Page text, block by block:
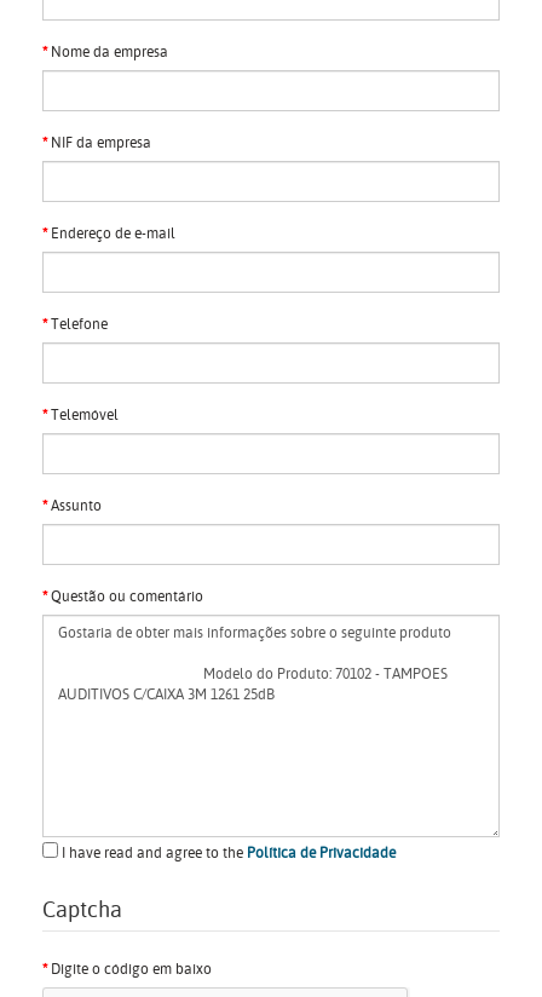
Nome da empresa
NIF da empresa
Endereço de e-mail
Telefone
Telemóvel
Assunto
Questão ou comentário
I have read and agree to the Política de Privacidade
Captcha
Digite o código em baixo